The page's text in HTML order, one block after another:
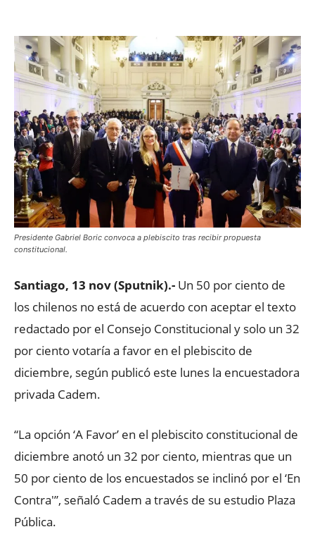
Presidente Gabriel Boric convoca a plebiscito tras recibir propuesta
constitucional.
Santiago, 13 nov (Sputnik).- Un 50 por ciento de
los chilenos no está de acuerdo con aceptar el texto
redactado por el Consejo Constitucional y solo un 32
por ciento votaría a favor en el plebiscito de
diciembre, según publicó este lunes la encuestadora
privada Cadem.
“La opción ‘A Favor’ en el plebiscito constitucional de
diciembre anotó un 32 por ciento, mientras que un
50 por ciento de los encuestados se inclinó por el ‘En
Contra'”, señaló Cadem a través de su estudio Plaza
Pública.